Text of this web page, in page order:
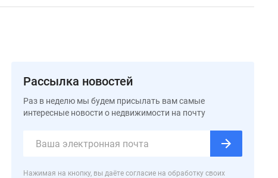
Рассылка новостей
Раз в неделю мы будем присылать вам самые
интересные новости о недвижимости на почту
Нажимая на кнопку, вы даёте согласие на обработку своих